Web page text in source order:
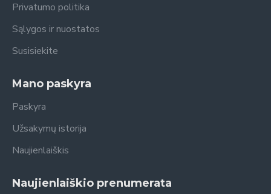
Privatumo politika
Sąlygos ir nuostatos
Susisiekite
Mano paskyra
Paskyra
Užsakymų istorija
Naujienlaiškis
Naujienlaiškio prenumerata